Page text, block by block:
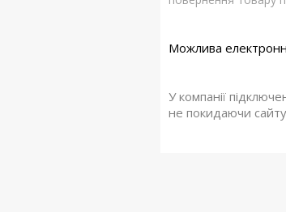
У компанії
не покидаючи